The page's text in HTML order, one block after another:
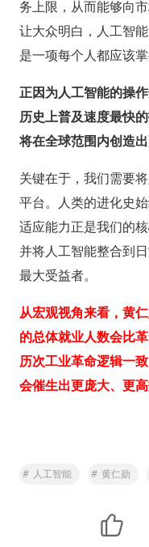
务上限，从而能够向
让大众明白，人工智
是一项每个人都应该掌
正因为人工智能的操
历史上普及速度最快
将在全球范围内创造
关键在于，我们需要
平台。人类的进化史
适应能力正是我们的
并将人工智能整合到
最大受益者。
从宏观视角来看，黄
的总体就业人数会比
历次工业革命逻辑一
会催生出更庞大、更高
# 人工智能 # 黄仁勋